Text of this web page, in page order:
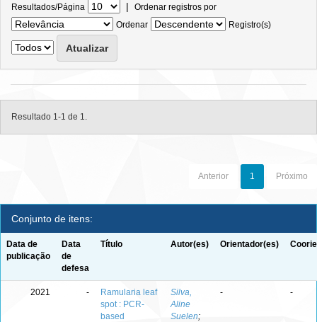
Resultados/Página | Ordenar registros por
Ordenar
Registro(s)
Resultado 1-1 de 1.
Anterior 1 Próximo
Conjunto de itens:
Data de
publicação
Data
de
defesa
Título Autor(es) Orientador(es)
2021 -
Ramularia leaf
spot : PCR-
based
Silva,
Aline
Suelen;
- -